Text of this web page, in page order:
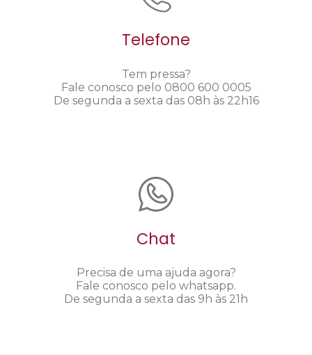
Telefone
Tem pressa?
Fale conosco pelo 0800 600 0005
De segunda a sexta das 08h às 22h16
Chat
Precisa de uma ajuda agora?
Fale conosco pelo whatsapp.
De segunda a sexta das 9h às 21h